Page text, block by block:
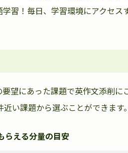
習！毎日、学習環境にアクセス
要望にあった課題で英作文添削に
い課題から選ぶことができます
らえる分量の目安